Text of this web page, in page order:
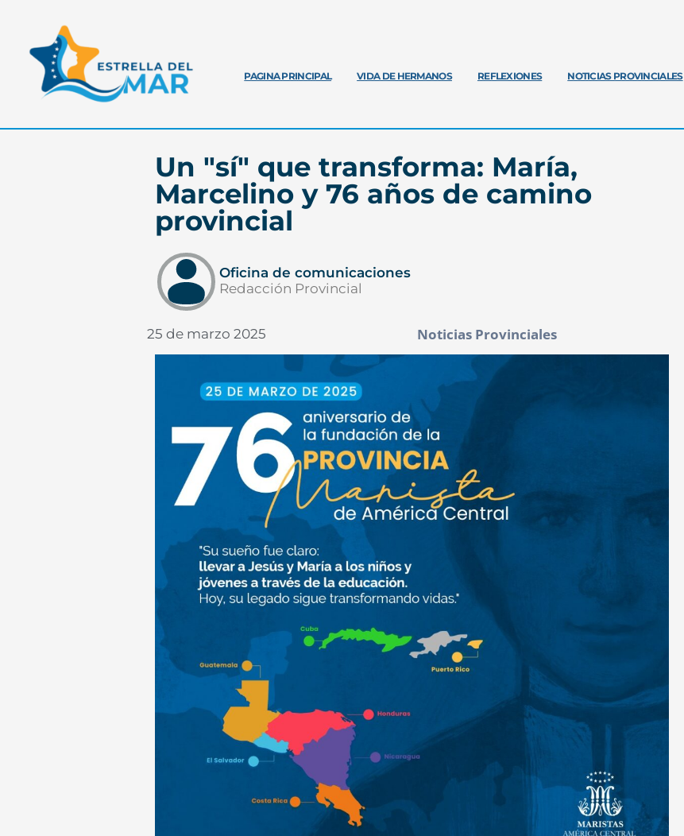
PAGINA PRINCIPAL VIDA DE HERMANOS REFLEXIONES NOTICIAS PROVINCIALES
Un "sí" que transforma: María,
Marcelino y 76 años de camino
provincial
Oficina de comunicaciones
Redacción Provincial
25 de marzo 2025 Noticias Provinciales